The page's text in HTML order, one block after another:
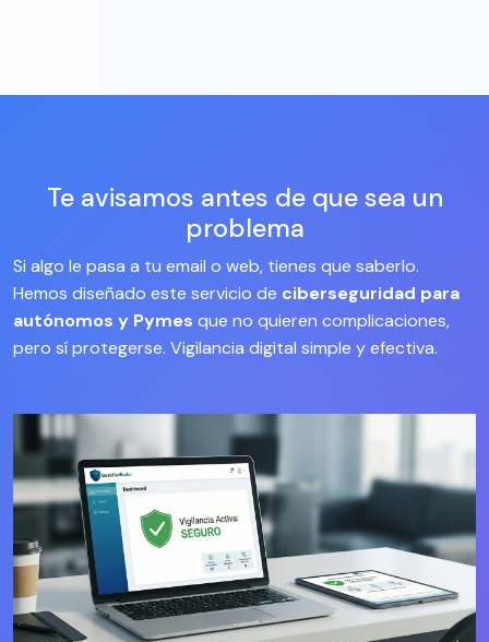
Te avisamos antes de que sea un
problema
Si algo le pasa a tu email o web, tienes que saberlo.
Hemos diseñado este servicio de ciberseguridad para
autónomos y Pymes que no quieren complicaciones,
pero sí protegerse. Vigilancia digital simple y efectiva.